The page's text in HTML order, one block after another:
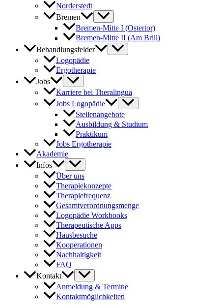
Norderstedt
Bremen
Bremen-Mitte I (Ostertor)
Bremen-Mitte II (Am Brill)
Behandlungsfelder
Logopädie
Ergotherapie
Jobs
Karriere bei Theralingua
Jobs Logopädie
Stellenangebote
Ausbildung & Studium
Praktikum
Jobs Ergotherapie
Akademie
Infos
Über uns
Therapiekonzepte
Therapiefrequenz
Gesamtverordnungsmenge
Logopädie Workbooks
Therapeutische Apps
Hausbesuche
Kooperationen
Nachhaltigkeit
FAQ
Kontakt
Anmeldung & Termine
Kontaktmöglichkeiten